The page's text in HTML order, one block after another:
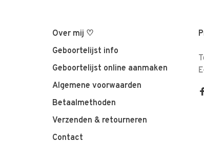
Over mij ♡
Geboortelijst info
Geboortelijst online aanmaken
Algemene voorwaarden
Betaalmethoden
Verzenden & retourneren
Contact